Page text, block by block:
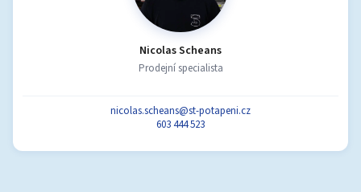
Nicolas Scheans
Prodejní specialista
nicolas.scheans@st-potapeni.cz
603 444 523